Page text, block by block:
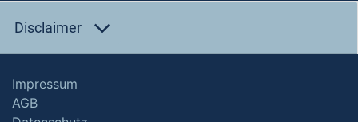
Disclaimer
Impressum
AGB